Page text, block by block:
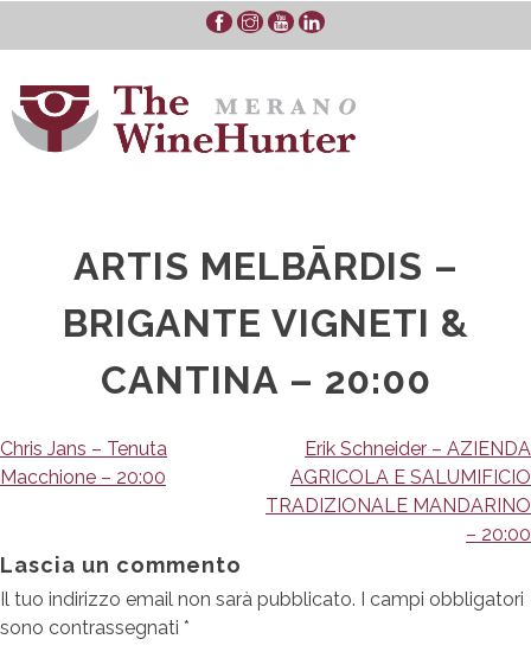
ARTIS MELBĀRDIS –
BRIGANTE VIGNETI &
CANTINA – 20:00
Navigazione
articoli
Chris Jans – Tenuta
Macchione – 20:00
Erik Schneider – AZIENDA
AGRICOLA E SALUMIFICIO
TRADIZIONALE MANDARINO
– 20:00
Lascia un commento
Il tuo indirizzo email non sarà pubblicato. I campi obbligatori
sono contrassegnati *